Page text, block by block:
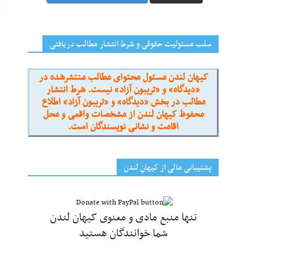
سلب مسئولیت حقوقی و شرط انتشار مطالب دریافتی
کیهان لندن مسئول محتوای مطالب منتشرشده در
«دیدگاه» و «تریبون آزاد» نیست. شرط انتشار
مطالب در بخش «دیدگاه» و «تریبون آزاد» اطلاع
محفوظ کیهان لندن از مشخصات واقعی و محل
اقامت و نشانی نویسندگان است.
پشتیبانی مالی از کیهانِ لندن
تنها منبع مادی و معنوی کیهان لندن
شما خوانندگان هستید